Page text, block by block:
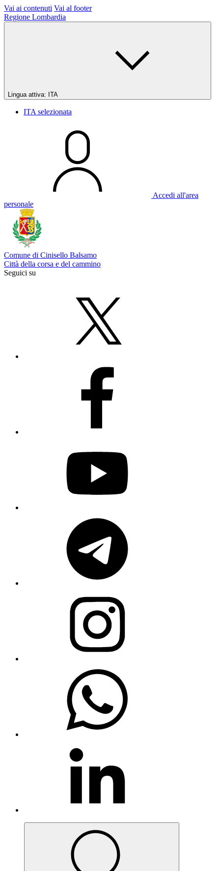
Vai ai contenuti Vai al footer
Regione Lombardia
Lingua attiva: ITA
ITA selezionata
Accedi all'area
personale
Comune di Cinisello Balsamo
Città della corsa e del cammino
Seguici su